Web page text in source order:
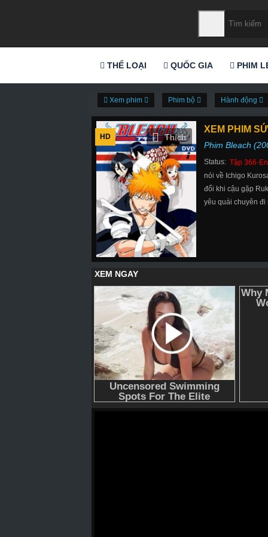
THỂ LOẠI QUỐC GIA PHIM
Xem phim Phim bộ Hành động
HD
XEM PHIM
Phim Bleach
Status: Tập 366-
nói về Ichigo
đổi khi cậu gặp
yêu quái chuyên